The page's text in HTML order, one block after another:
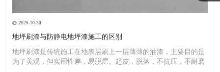
2025-10-30
地坪刷漆与防静电地坪漆施工的区别
地坪刷漆是传统施工在地表层刷上一层薄薄的油漆，主要目的是
为了美观，但实用性差，易脱层、起皮，脱落，不抗压，不耐磨